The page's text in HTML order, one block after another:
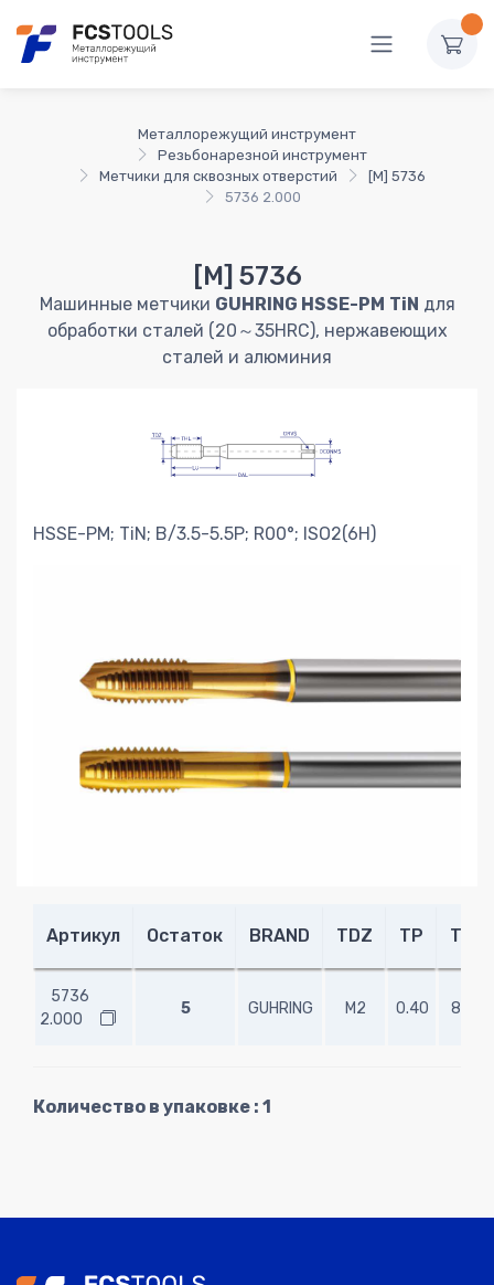
Металлорежущий инструмент
Резьбонарезной инструмент
Метчики для сквозных отверстий
[M] 5736
5736 2.000
[M] 5736
Машинные метчики GUHRING HSSE-PM TiN для
обработки сталей (20～35HRC), нержавеющих
сталей и алюминия
HSSE-PM; TiN; B/3.5-5.5P; R00°; ISO2(6H)
Артикул Остаток BRAND TDZ TP THL
5736
2.000
5 GUHRING M2 0.40 8.00
Количество в упаковке : 1